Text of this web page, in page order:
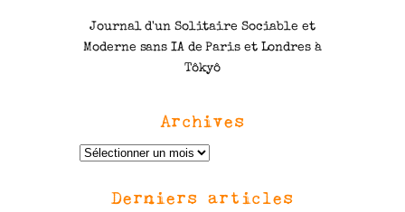
Journal d'un Solitaire Sociable et
Moderne sans IA de Paris et Londres à
Tôkyô
Archives
A
Derniers articles